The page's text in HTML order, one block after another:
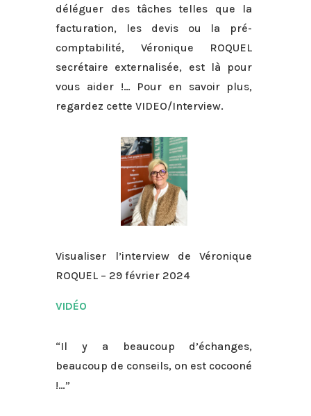
déléguer des tâches telles que la
facturation, les devis ou la pré-
comptabilité, Véronique ROQUEL
secrétaire externalisée, est là pour
vous aider !… Pour en savoir plus,
regardez cette VIDEO/Interview.
Visualiser l’interview de Véronique
ROQUEL – 29 février 2024
VIDÉO
“Il y a beaucoup d’échanges,
beaucoup de conseils, on est cocooné
!…”